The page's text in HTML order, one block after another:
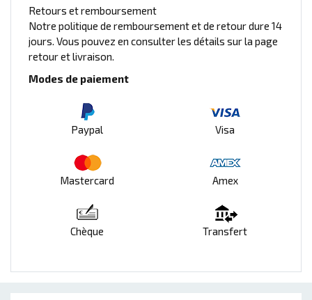
Retours et remboursement
Notre politique de remboursement et de retour dure 14
jours. Vous pouvez en consulter les détails sur la page
retour et livraison.
Modes de paiement
Paypal Visa
Mastercard Amex
Chèque Transfert